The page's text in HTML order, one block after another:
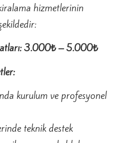
hizmetlerinin
3.000₺ – 5.000₺
kurulum ve profesyonel
teknik destek